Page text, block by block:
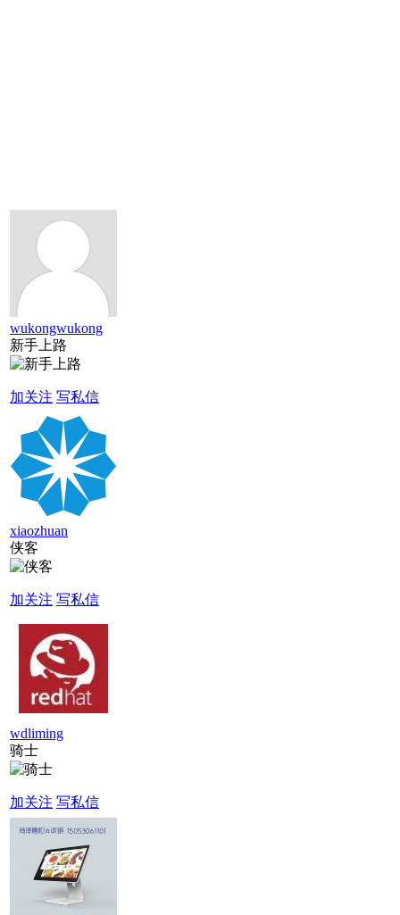
wukongwukong
新手上路
加关注 写私信
xiaozhuan
侠客
加关注 写私信
wdliming
骑士
加关注 写私信